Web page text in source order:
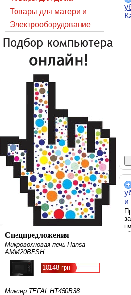
Товары для матери и
ребёнка
Электрооборудование
Спецпредложения
Микроволновая печь Hansa
AMM20BESH
10148 грн
Миксер TEFAL HT450B38
и